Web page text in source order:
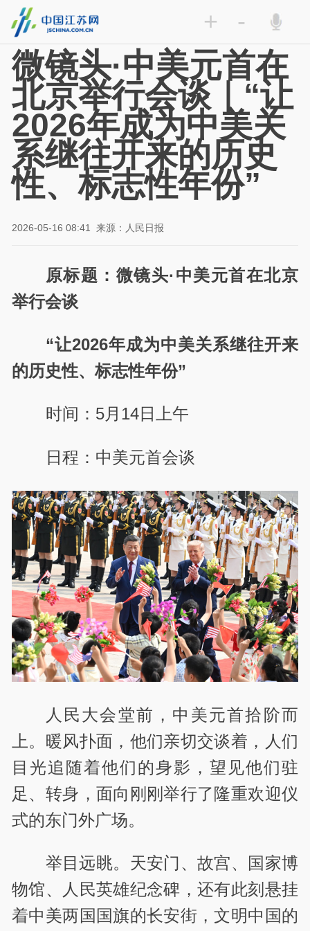
+ -
微镜头·中美元首在
北京举行会谈｜“让
2026年成为中美关
系继往开来的历史
性、标志性年份”
2026-05-16 08:41 来源：人民日报
原标题：微镜头·中美元首在北京
举行会谈
“让2026年成为中美关系继往开来
的历史性、标志性年份”
时间：5月14日上午
日程：中美元首会谈
人民大会堂前，中美元首拾阶而
上。暖风扑面，他们亲切交谈着，人们
目光追随着他们的身影，望见他们驻
足、转身，面向刚刚举行了隆重欢迎仪
式的东门外广场。
举目远眺。天安门、故宫、国家博
物馆、人民英雄纪念碑，还有此刻悬挂
着中美两国国旗的长安街，文明中国的